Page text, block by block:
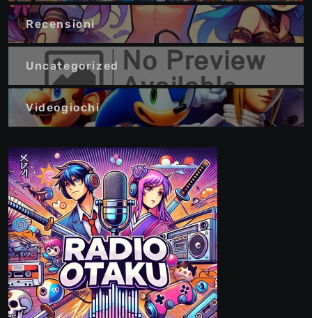
Recensioni
Uncategorized
Videogiochi